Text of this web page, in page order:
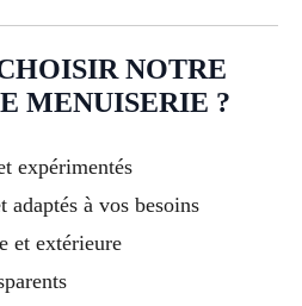
NOTRE
MENUISERIE ?
expérimentés
à vos besoins
et extérieure